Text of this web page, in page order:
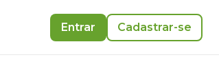
Entrar Cadastrar-se